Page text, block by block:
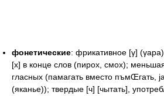
фонетические: фрикативное [γ]
[х] в конце слов (пирох, смох);
гласных (памагать вместо пъмŒгать,
(яканье)); твердые [ч] [чытать],